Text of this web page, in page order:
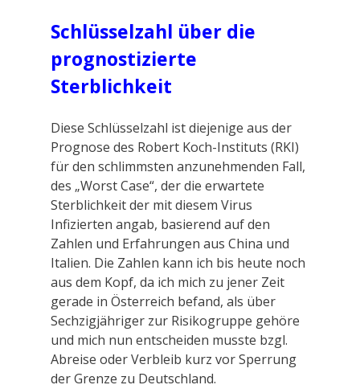
Schlüsselzahl über die
prognostizierte
Sterblichkeit
Diese Schlüsselzahl ist diejenige aus der
Prognose des Robert Koch-Instituts (RKI)
für den schlimmsten anzunehmenden Fall,
des „Worst Case“, der die erwartete
Sterblichkeit der mit diesem Virus
Infizierten angab, basierend auf den
Zahlen und Erfahrungen aus China und
Italien. Die Zahlen kann ich bis heute noch
aus dem Kopf, da ich mich zu jener Zeit
gerade in Österreich befand, als über
Sechzigjähriger zur Risikogruppe gehöre
und mich nun entscheiden musste bzgl.
Abreise oder Verbleib kurz vor Sperrung
der Grenze zu Deutschland.